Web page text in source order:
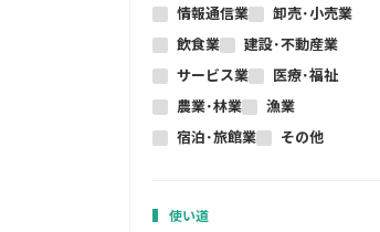
情報通信業
卸売･小売業
飲食業
建設･不動産業
サービス業
医療･福祉
農業･林業
漁業
宿泊･旅館業
その他
使い道